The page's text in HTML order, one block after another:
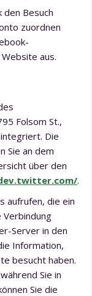
den Besuch
zuordnen
aus.
Folsom St.,
integriert. Die
Sie an dem
über den
.
aufrufen, die ein
Server in den
Information,
besucht haben.
Sie in
Sie die